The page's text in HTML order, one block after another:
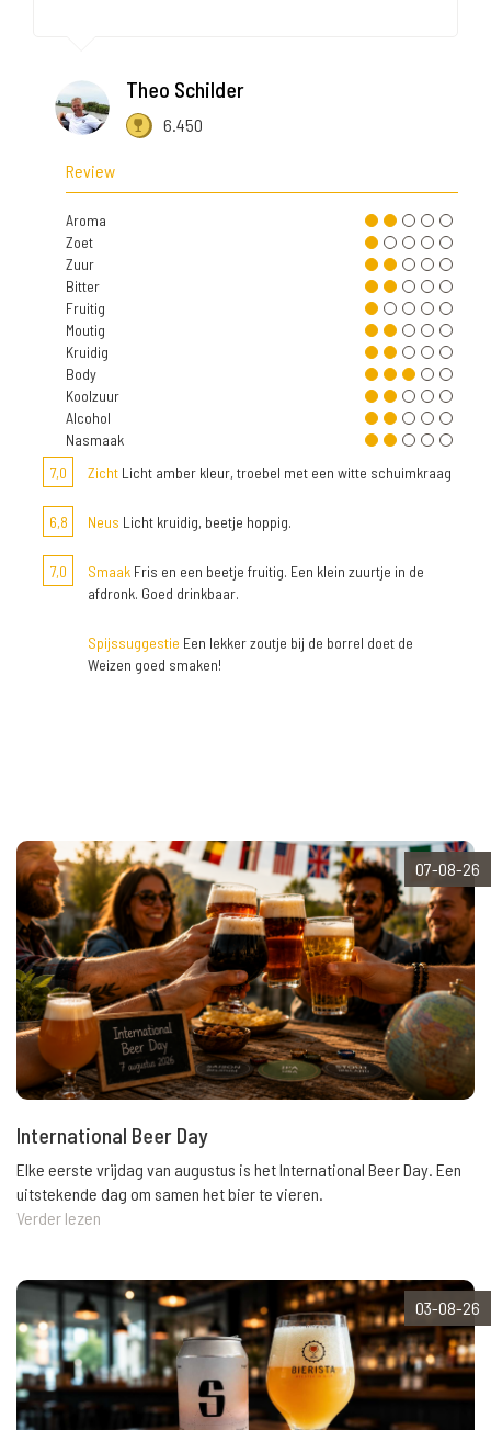
Theo Schilder
6.450
Review
Aroma
Zoet
Zuur
Bitter
Fruitig
Moutig
Kruidig
Body
Koolzuur
Alcohol
Nasmaak
7,0
Zicht Licht amber kleur, troebel met een witte schuimkraag
6,8 Neus Licht kruidig, beetje hoppig.
7,0 Smaak Fris en een beetje fruitig. Een klein zuurtje in de
afdronk. Goed drinkbaar.
Spijssuggestie Een lekker zoutje bij de borrel doet de
Weizen goed smaken!
07-08-26
International Beer Day
Elke eerste vrijdag van augustus is het International Beer Day. Een
uitstekende dag om samen het bier te vieren.
Verder lezen
03-08-26